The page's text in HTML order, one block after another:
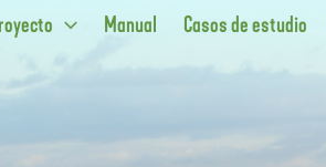
Manual Casos de estudio